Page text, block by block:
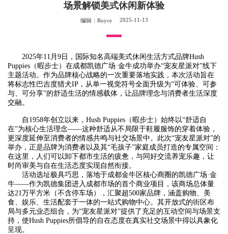
场景解锁美式休闲新体验
编辑：Royce 2025-11-13
2025年11月9日，国际知名高端美式休闲生活方式品牌Hush
Puppies（暇步士）在成都凯德广场·金牛成功举办“宠友星派对”线下
主题活动。作为品牌核心战略的一次重要落地实践，本次活动旨在
将标志性巴吉度猎犬IP，从单一视觉符号全面升级为“可体验、可参
与、可分享”的舒适生活的情感载体，让品牌理念与消费者生活深度
交融。
自1958年创立以来，Hush Puppies（暇步士）始终以“舒适自
在”为核心生活理念——这种舒适从不局限于鞋履服饰的穿着体验，
更深度延伸至消费者的情感共鸣与社交场景中。此次“宠友星派对”的
举办，正是品牌为消费者以及其“毛孩子”家庭成员打造的专属空间：
在这里，人们可以卸下都市生活的疲惫，与同好交流养宠乐趣，让
时尚审美与自在生活态度实现自然衔接。
活动选址极具巧思，落地于成都金牛区核心商圈的凯德广场·金
牛——作为凯德集团进入成都市场的首个商业项目，该商场总体量
达21万平方米（不含停车场），汇聚超500家品牌，涵盖购物、美
食、娱乐、生活配套于一体的一站式购物中心。其开放式的街区布
局与多元业态组合，为“宠友星派对”提供了充足的互动空间与场景支
持，使Hush Puppies所倡导的自在态度在真实社交场景中得以具象化
呈现。